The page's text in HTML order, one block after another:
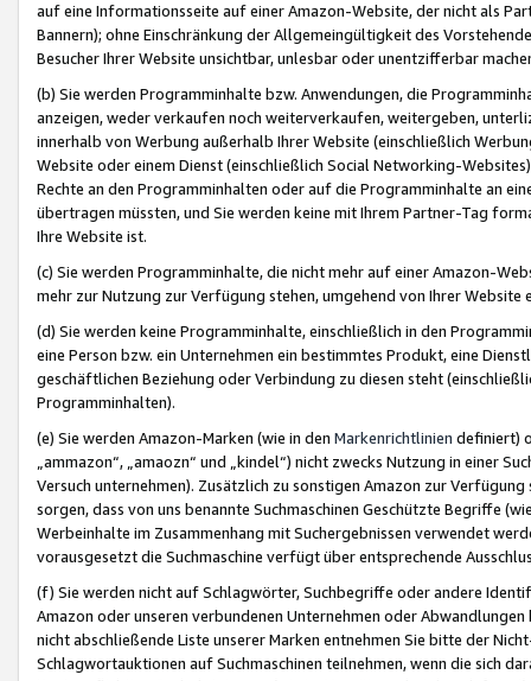
auf eine Informationsseite auf einer Amazon-Website, der nicht als
Bannern); ohne Einschränkung der Allgemeingültigkeit des
Besucher Ihrer Website unsichtbar, unlesbar oder unentzifferbar
(b) Sie werden Programminhalte bzw. Anwendungen, die
anzeigen, weder verkaufen noch weiterverkaufen, weitergeben,
innerhalb von Werbung außerhalb Ihrer Website (einschließlich
Website oder einem Dienst (einschließlich Social Networking-
Rechte an den Programminhalten oder auf die Programminhalte an
übertragen müssten, und Sie werden keine mit Ihrem Partner-Tag
Ihre Website ist.
(c) Sie werden Programminhalte, die nicht mehr auf einer Amazon-
mehr zur Nutzung zur Verfügung stehen, umgehend von Ihrer
(d) Sie werden keine Programminhalte, einschließlich in den
eine Person bzw. ein Unternehmen ein bestimmtes Produkt, eine
geschäftlichen Beziehung oder Verbindung zu diesen steht
Programminhalten).
(e) Sie werden Amazon-Marken (wie in den Markenrichtlinien definiert)
„ammazon“, „amaozn“ und „kindel“) nicht zwecks Nutzung in einer
Versuch unternehmen). Zusätzlich zu sonstigen Amazon zur
sorgen, dass von uns benannte Suchmaschinen Geschützte Begriffe
Werbeinhalte im Zusammenhang mit Suchergebnissen verwendet
vorausgesetzt die Suchmaschine verfügt über entsprechende
(f) Sie werden nicht auf Schlagwörter, Suchbegriffe oder andere
Amazon oder unseren verbundenen Unternehmen oder
nicht abschließende Liste unserer Marken entnehmen Sie bitte der
Schlagwortauktionen auf Suchmaschinen teilnehmen, wenn die sich